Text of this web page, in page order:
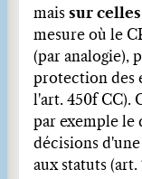
mais sur
mesure où le
(par analogie),
protection des
l'art. 450f CC).
par exemple le
décisions
aux statuts (art.